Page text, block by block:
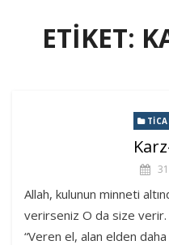
ETIKET:
Allah, kulunun minneti
verirseniz O da size
“Veren el, alan elden daha